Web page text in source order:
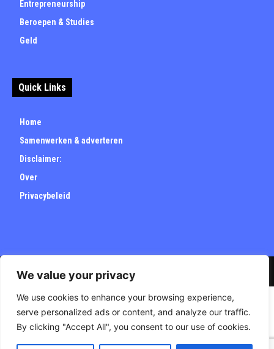
We value your privacy
We use cookies to enhance your browsing experience,
serve personalized ads or content, and analyze our traffic.
By clicking "Accept All", you consent to our use of cookies.
Entrepreneurship
Beroepen & Studies
Geld
Quick Links
Home
Samenwerken & adverteren
Disclaimer:
Over
Privacybeleid
© Carrieretijd.nl - All rights reserved.